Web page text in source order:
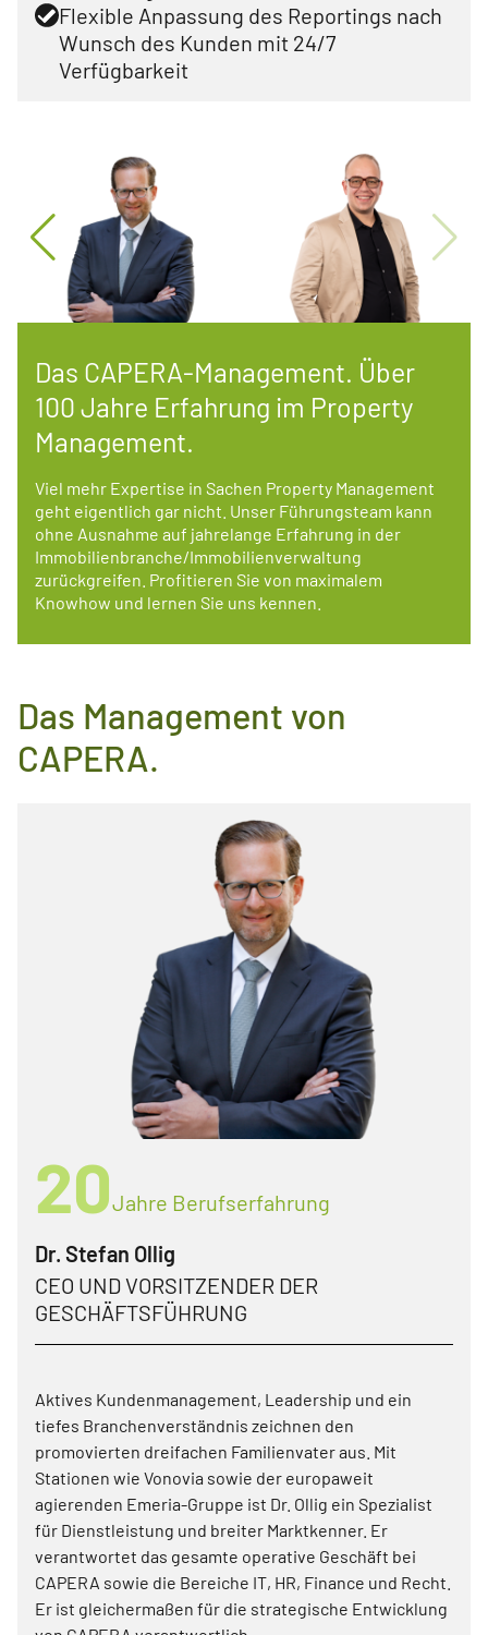
Flexible Anpassung des Reportings nach
Wunsch des Kunden mit 24/7
Verfügbarkeit
Das CAPERA-Management. Über
100 Jahre Erfahrung im Property
Management.
Viel mehr Expertise in Sachen Property Management
geht eigentlich gar nicht. Unser Führungsteam kann
ohne Ausnahme auf jahrelange Erfahrung in der
Immobilienbranche/Immobilienverwaltung
zurückgreifen. Profitieren Sie von maximalem
Knowhow und lernen Sie uns kennen.
Das Management von
CAPERA.
20Jahre Berufserfahrung
Dr. Stefan Ollig
CEO UND VORSITZENDER DER
GESCHÄFTSFÜHRUNG
Aktives Kundenmanagement, Leadership und ein
tiefes Branchenverständnis zeichnen den
promovierten dreifachen Familienvater aus. Mit
Stationen wie Vonovia sowie der europaweit
agierenden Emeria-Gruppe ist Dr. Ollig ein Spezialist
für Dienstleistung und breiter Marktkenner. Er
verantwortet das gesamte operative Geschäft bei
CAPERA sowie die Bereiche IT, HR, Finance und Recht.
Er ist gleichermaßen für die strategische Entwicklung